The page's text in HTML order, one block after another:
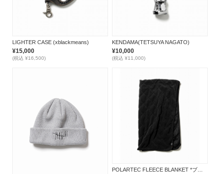
LIGHTER CASE (xblackmeans)
¥15,000
(税込 ¥16,500)
KENDAMA(TETSUYA NAGATO)
¥10,000
(税込 ¥11,000)